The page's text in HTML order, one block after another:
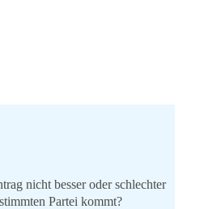
nicht besser oder schlechter
Partei kommt?